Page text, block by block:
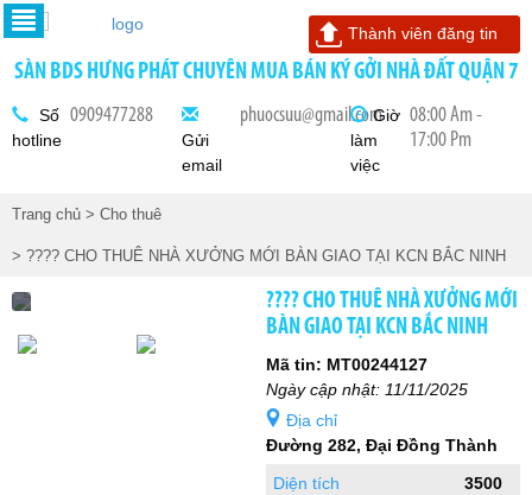
SÀN BDS HƯNG PHÁT CHUYÊN MUA BÁN KÝ GỞI NHÀ ĐẤT QUẬN 7
Số
hotline
0909477288
Gửi
email
phuocsuu@gmail.comGiờ
làm
việc
08:00 Am -
17:00 Pm
Thành viên đăng tin
Trang chủ > Cho thuê
> ???? CHO THUÊ NHÀ XƯỞNG MỚI BÀN GIAO TẠI KCN BẮC NINH
???? CHO THUÊ NHÀ XƯỞNG MỚI
BÀN GIAO TẠI KCN BẮC NINH
Mã tin: MT00244127
Ngày cập nhật: 11/11/2025
Địa chỉ
Đường 282, Đại Đồng Thành
Diện tích
3500